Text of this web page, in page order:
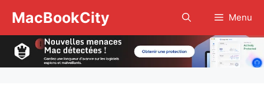
contenu
MacBookCity Menu